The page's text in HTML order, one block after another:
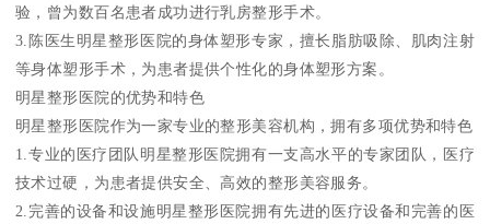
验，曾为数百名患者成功进行乳房整形手术。
3.陈医生明星整形医院的身体塑形专家，擅长脂肪吸除、肌肉注射
等身体塑形手术，为患者提供个性化的身体塑形方案。
明星整形医院的优势和特色
明星整形医院作为一家专业的整形美容机构，拥有多项优势和特色
1.专业的医疗团队明星整形医院拥有一支高水平的专家团队，医疗
技术过硬，为患者提供安全、高效的整形美容服务。
2.完善的设备和设施明星整形医院拥有先进的医疗设备和完善的医